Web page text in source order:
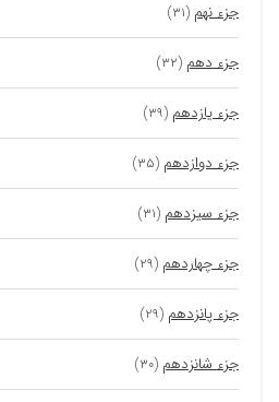
جزء نهم (۳۱)
جزء دهم (۳۲)
جزء یازدهم (۳۹)
جزء دوازدهم (۳۵)
جزء سیزدهم (۳۱)
جزء چهاردهم (۲۹)
جزء پانزدهم (۲۹)
جزء شانزدهم (۳۰)